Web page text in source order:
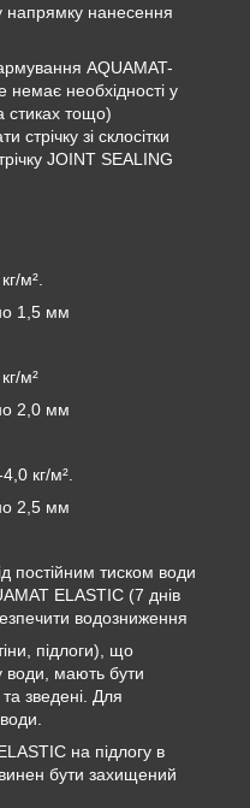
напрямку нанесення
AQUAMAT-
немає необхідності у
стиках тощо)
стрічку зі склосітки
JOINT SEALING
м².
1,5 мм
м²
2,0 мм
кг/м².
2,5 мм
постійним тиском води
ELASTIC (7 днів
водозниження
підлоги), що
води, мають бути
зведені. Для
на підлогу в
бути захищений